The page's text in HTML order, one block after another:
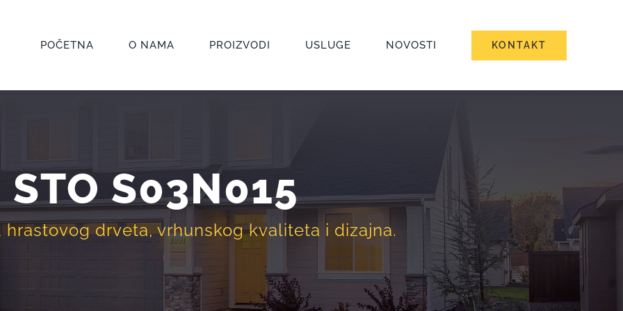
POČETNA O NAMA PROIZVODI USLUGE NOVOSTI KONTAKT
STO S03N015
hrastovog drveta, vrhunskog kvaliteta i dizajna.